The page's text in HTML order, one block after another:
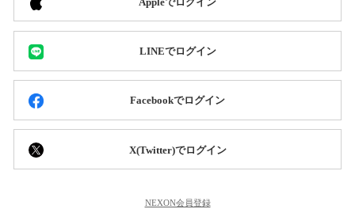
Appleでログイン
LINEでログイン
Facebookでログイン
X(Twitter)でログイン
NEXON会員登録